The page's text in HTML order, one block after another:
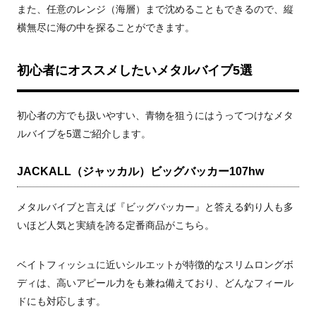
また、任意のレンジ（海層）まで沈めることもできるので、縦
横無尽に海の中を探ることができます。
初心者にオススメしたいメタルバイブ5選
初心者の方でも扱いやすい、青物を狙うにはうってつけなメタ
ルバイブを5選ご紹介します。
JACKALL（ジャッカル）ビッグバッカー107hw
メタルバイブと言えば『ビッグバッカー』と答える釣り人も多
いほど人気と実績を誇る定番商品がこちら。
ベイトフィッシュに近いシルエットが特徴的なスリムロングボ
ディは、高いアピール力をも兼ね備えており、どんなフィール
ドにも対応します。